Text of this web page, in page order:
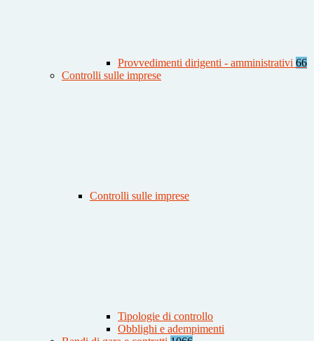
Provvedimenti dirigenti - amministrativi 66
Controlli sulle imprese
Controlli sulle imprese
Tipologie di controllo
Obblighi e adempimenti